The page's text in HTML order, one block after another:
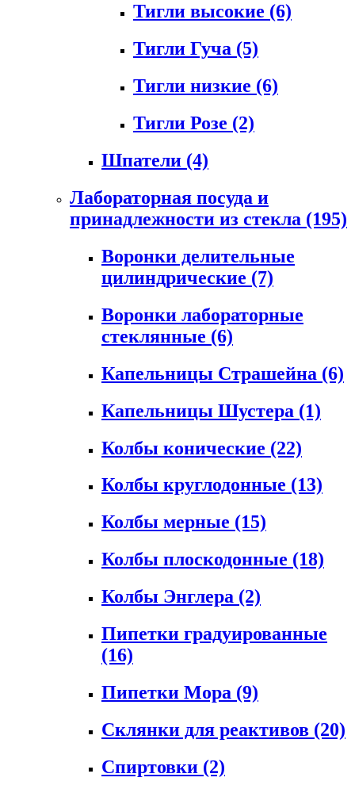
Тигли высокие (6)
Тигли Гуча (5)
Тигли низкие (6)
Тигли Розе (2)
Шпатели (4)
Лабораторная посуда и
принадлежности из стекла (195)
Воронки делительные
цилиндрические (7)
Воронки лабораторные
стеклянные (6)
Капельницы Страшейна (6)
Капельницы Шустера (1)
Колбы конические (22)
Колбы круглодонные (13)
Колбы мерные (15)
Колбы плоскодонные (18)
Колбы Энглера (2)
Пипетки градуированные
(16)
Пипетки Мора (9)
Склянки для реактивов (20)
Спиртовки (2)